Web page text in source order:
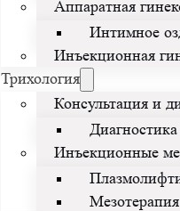
Аппаратная
Интимное
Инъекционная
Трихология
Консультация и
Инъекционные